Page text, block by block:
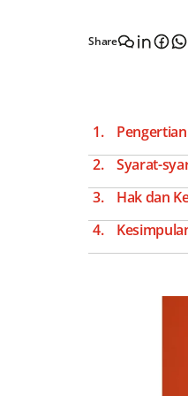
Share
Syarat-
Hak dan